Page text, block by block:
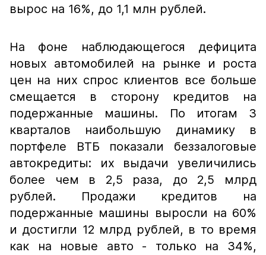
вырос на 16%, до 1,1 млн рублей.
На фоне наблюдающегося дефицита
новых автомобилей на рынке и роста
цен на них спрос клиентов все больше
смещается в сторону кредитов на
подержанные машины. По итогам 3
кварталов наибольшую динамику в
портфеле ВТБ показали беззалоговые
автокредиты: их выдачи увеличились
более чем в 2,5 раза, до 2,5 млрд
рублей. Продажи кредитов на
подержанные машины выросли на 60%
и достигли 12 млрд рублей, в то время
как на новые авто - только на 34%,